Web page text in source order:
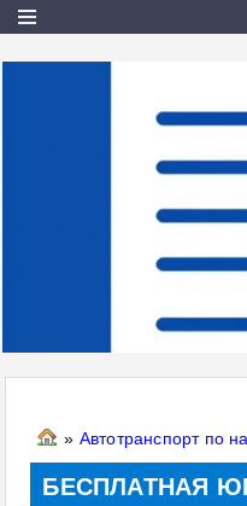
» Автотранспорт по
БЕСПЛАТНАЯ